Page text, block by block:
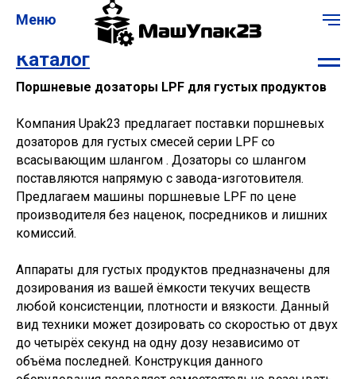
Меню
Каталог
Поршневые дозаторы LPF для густых продуктов
Компания Upak23 предлагает поставки поршневых
дозаторов для густых смесей серии LPF со
всасывающим шлангом . Дозаторы со шлангом
поставляются напрямую с завода-изготовителя.
Предлагаем машины поршневые LPF по цене
производителя без наценок, посредников и лишних
комиссий.
Аппараты для густых продуктов предназначены для
дозирования из вашей ёмкости текучих веществ
любой консистенции, плотности и вязкости. Данный
вид техники может дозировать со скоростью от двух
до четырёх секунд на одну дозу независимо от
объёма последней. Конструкция данного